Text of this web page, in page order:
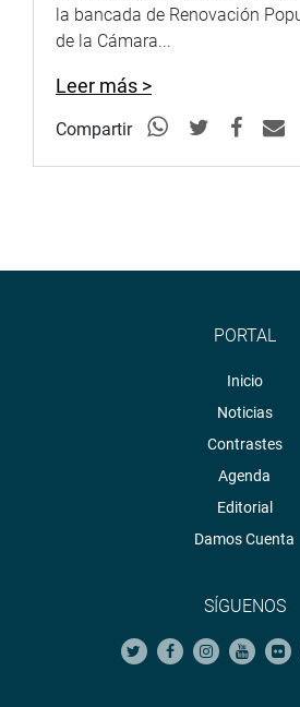
la bancada de Renovación
de la Cámara...
Leer más >
Compartir
PORTAL
Inicio
Noticias
Contrastes
Agenda
Editorial
Damos Cuenta
SÍGUENOS